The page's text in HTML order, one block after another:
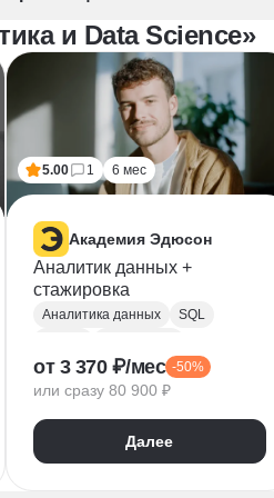
и Data Science»
5.00 1 6 мес
Академия Эдюсон
Аналитик данных +
стажировка
Аналитика данных
SQL
Алгоритмы и структуры данных
Power BI
Tableau
Microsoft Excel
от 3 370 ₽/мес -50%
или сразу 80 900 ₽
Далее